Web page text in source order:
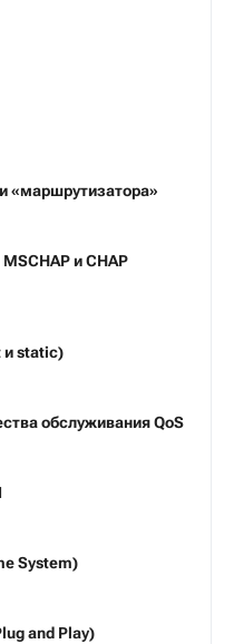
«маршрутизатора»
и CHAP
и static)
обслуживания QoS
System)
and Play)